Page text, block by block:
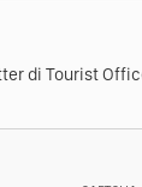
di Tourist